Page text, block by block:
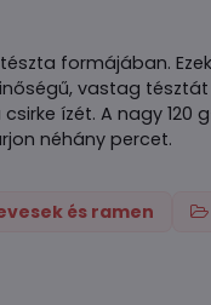
formájában.
vastag
ízét. A nagy
néhány percet.
és ramen